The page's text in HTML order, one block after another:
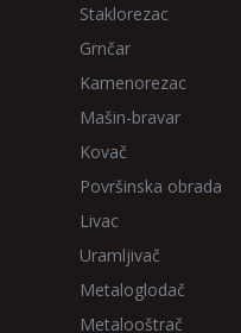
Staklorezac
Grnčar
Kamenorezac
Mašin-bravar
Kovač
Površinska obrada
Livac
Uramljivač
Metaloglodač
Metalooštrač